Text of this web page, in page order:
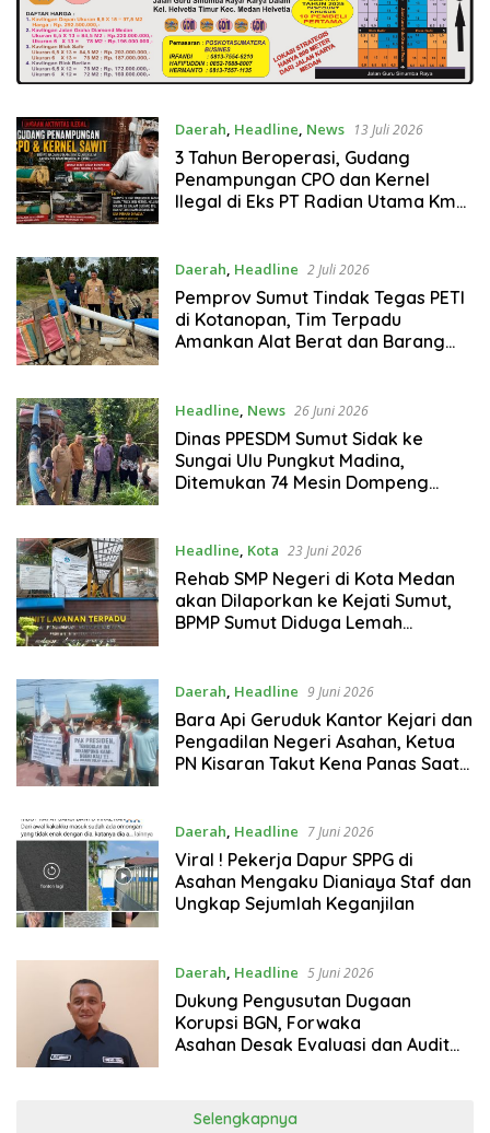
Daerah, Headline, News 13 Juli 2026
3 Tahun Beroperasi, Gudang
Penampungan CPO dan Kernel
Ilegal di Eks PT Radian Utama Km
Daerah, Headline 2 Juli 2026
Pemprov Sumut Tindak Tegas PETI
di Kotanopan, Tim Terpadu
Amankan Alat Berat dan Barang
Headline, News 26 Juni 2026
Dinas PPESDM Sumut Sidak ke
Sungai Ulu Pungkut Madina,
Ditemukan 74 Mesin Dompeng
Headline, Kota 23 Juni 2026
Rehab SMP Negeri di Kota Medan
akan Dilaporkan ke Kejati Sumut,
BPMP Sumut Diduga Lemah
Daerah, Headline 9 Juni 2026
Bara Api Geruduk Kantor Kejari dan
Pengadilan Negeri Asahan, Ketua
PN Kisaran Takut Kena Panas Saat
Daerah, Headline 7 Juni 2026
Viral ! Pekerja Dapur SPPG di
Asahan Mengaku Dianiaya Staf dan
Ungkap Sejumlah Keganjilan
Daerah Headline 5 Juni 2026
Dukung Pengusutan Dugaan
Korupsi BGN, Forwaka
Asahan Desak Evaluasi dan Audit
Selengkapnya